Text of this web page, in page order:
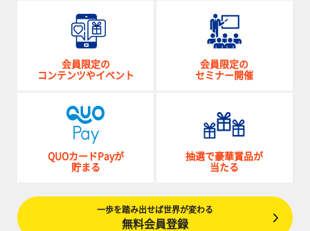
会員限定の
コンテンツやイベント
会員限定の
セミナー開催
QUOカードPayが
貯まる
抽選で豪華賞品が
当たる
一歩を踏み出せば世界が変わる
無料会員登録